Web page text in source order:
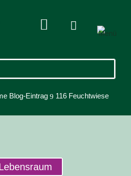
 
Blog-Eintrag 9 116 Feuchtwiese